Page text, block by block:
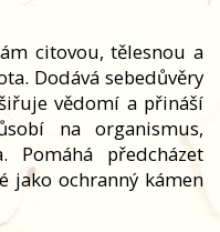
citovou, tělesnou a
Dodává sebedůvěry
vědomí a přináší
na organismus,
předcházet
jako ochranný kámen